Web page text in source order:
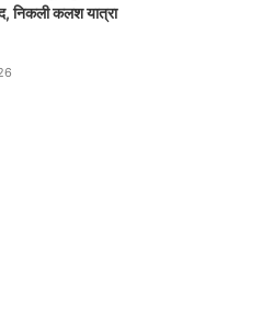
निकली कलश यात्रा